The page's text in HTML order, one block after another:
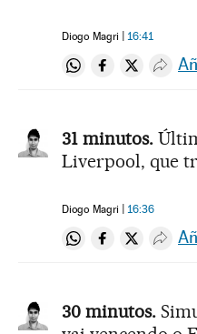
Diogo Magri 16:41
Compartir en
Compartir en
31 minutos.
Liverpool, que
Diogo Magri 16:36
Compartir en
Compartir en
30 minutos.